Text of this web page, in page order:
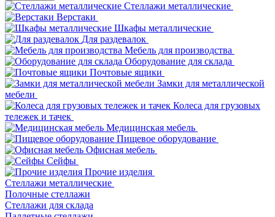
Стеллажи металлические
Верстаки
Шкафы металлические
Для раздевалок
Мебель для производства
Оборудование для склада
Почтовые ящики
Замки для металлической
мебели
Колеса для грузовых
тележек и тачек
Медицинская мебель
Пищевое оборудование
Офисная мебель
Сейфы
Прочие изделия
Стеллажи металлические
Полочные стеллажи
Стеллажи для склада